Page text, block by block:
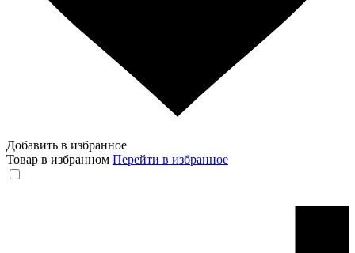
Добавить в избранное
Товар в избранном Перейти в избранное